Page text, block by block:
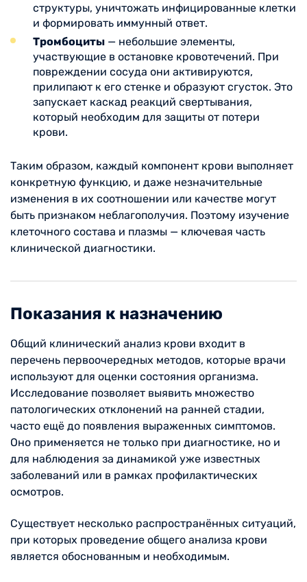
структуры, уничтожать инфицированные клетки
и формировать иммунный ответ.
Тромбоциты — небольшие элементы,
участвующие в остановке кровотечений. При
повреждении сосуда они активируются,
прилипают к его стенке и образуют сгусток. Это
запускает каскад реакций свертывания,
который необходим для защиты от потери
крови.
Таким образом, каждый компонент крови выполняет
конкретную функцию, и даже незначительные
изменения в их соотношении или качестве могут
быть признаком неблагополучия. Поэтому изучение
клеточного состава и плазмы — ключевая часть
клинической диагностики.
Показания к назначению
Общий клинический анализ крови входит в
перечень первоочередных методов, которые врачи
используют для оценки состояния организма.
Исследование позволяет выявить множество
патологических отклонений на ранней стадии,
часто ещё до появления выраженных симптомов.
Оно применяется не только при диагностике, но и
для наблюдения за динамикой уже известных
заболеваний или в рамках профилактических
осмотров.
Существует несколько распространённых ситуаций,
при которых проведение общего анализа крови
является обоснованным и необходимым.